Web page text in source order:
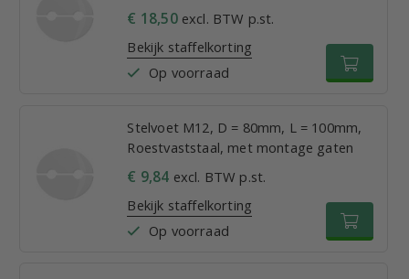
€ 18,50excl. BTW p.st.
Bekijk staffelkorting
Op voorraad
Stelvoet M12, D = 80mm, L = 100mm,
Roestvaststaal, met montage gaten
€ 9,84 excl. BTW p.st.
Bekijk staffelkorting
Op voorraad